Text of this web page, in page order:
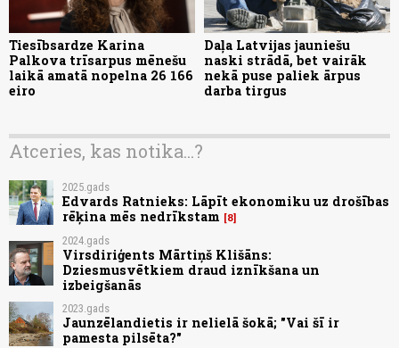
Tiesībsardze Karina
Palkova trīsarpus mēnešu
laikā amatā nopelna 26 166
eiro
Daļa Latvijas jauniešu
naski strādā, bet vairāk
nekā puse paliek ārpus
darba tirgus
Atceries, kas notika...?
2025.gads
Edvards Ratnieks: Lāpīt ekonomiku uz drošības
rēķina mēs nedrīkstam
8
2024.gads
Virsdiriģents Mārtiņš Klišāns:
Dziesmusvētkiem draud iznīkšana un
izbeigšanās
2023.gads
Jaunzēlandietis ir nelielā šokā; "Vai šī ir
pamesta pilsēta?"